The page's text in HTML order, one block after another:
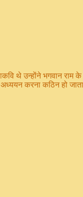
थे उन्होंने भगवान
करना कठिन हो